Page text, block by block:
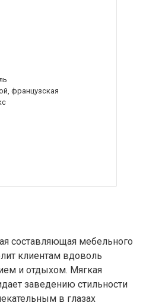
французская
составляющая мебельного
клиентам вдоволь
и отдыхом. Мягкая
заведению стильности
в глазах